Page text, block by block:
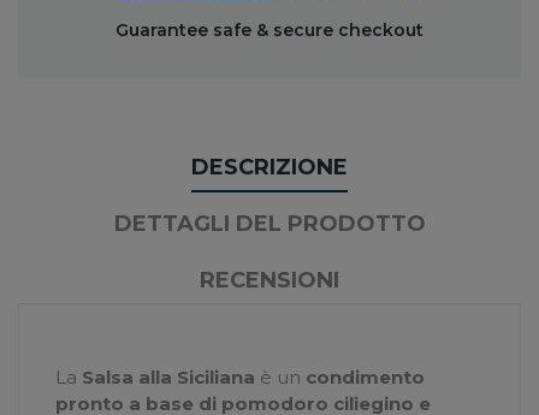
Guarantee safe & secure checkout
DESCRIZIONE
DETTAGLI DEL PRODOTTO
RECENSIONI
La Salsa alla Siciliana è un condimento
pronto a base di pomodoro ciliegino e